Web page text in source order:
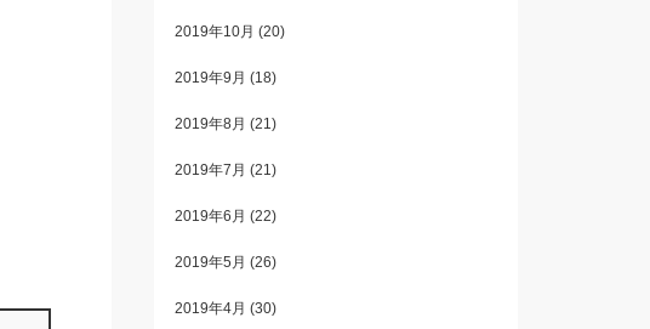
2019年10月 (20)
2019年9月 (18)
2019年8月 (21)
2019年7月 (21)
2019年6月 (22)
2019年5月 (26)
2019年4月 (30)